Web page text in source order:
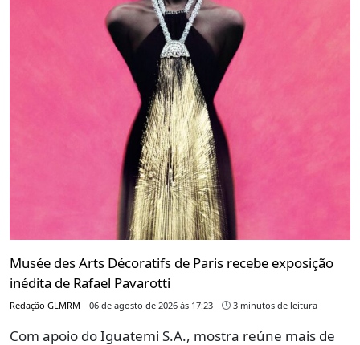
Musée des Arts Décoratifs de Paris recebe exposição
inédita de Rafael Pavarotti
Redação GLMRM 06 de agosto de 2026 às 17:23 3 minutos de leitura
Com apoio do Iguatemi S.A., mostra reúne mais de